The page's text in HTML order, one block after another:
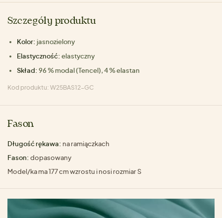
Szczegóły produktu
Kolor: jasnozielony
Elastyczność: elastyczny
Skład: 96 % modal (Tencel), 4 % elastan
Kod produktu: W25BAS12-GC
Fason
Długość rękawa: na ramiączkach
Fason: dopasowany
Model/ka ma 177 cm wzrostu i nosi rozmiar S